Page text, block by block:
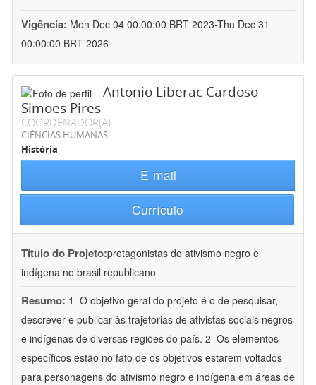
Vigência: Mon Dec 04 00:00:00 BRT 2023-Thu Dec 31
00:00:00 BRT 2026
Antonio Liberac Cardoso
Simoes Pires
COORDENADOR(A)
CIÊNCIAS HUMANAS
História
E-mail
Currículo
Título do Projeto:protagonistas do ativismo negro e
indígena no brasil republicano
Resumo: 1  O objetivo geral do projeto é o de pesquisar,
descrever e publicar às trajetórias de ativistas sociais negros
e indígenas de diversas regiões do país. 2  Os elementos
específicos estão no fato de os objetivos estarem voltados
para personagens do ativismo negro e indígena em áreas de